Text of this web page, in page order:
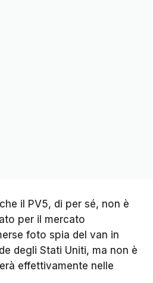
il PV5, di per sé, non è
per il mercato
foto spia del van in
degli Stati Uniti, ma non è
effettivamente nelle